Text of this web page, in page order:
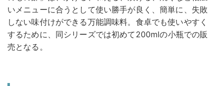
いメニューに合うとして使い勝手が良く、簡単に、失敗
しない味付けができる万能調味料。食卓でも使いやすく
するために、同シリーズでは初めて200mlの小瓶での販
売となる。